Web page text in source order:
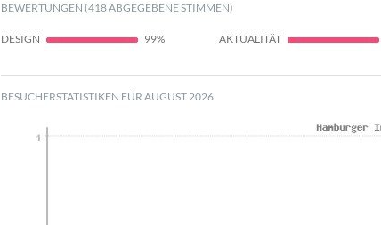
BEWERTUNGEN (418 ABGEGEBENE STIMMEN)
DESIGN 99% AKTUALITÄT
BESUCHERSTATISTIKEN FÜR AUGUST 2026